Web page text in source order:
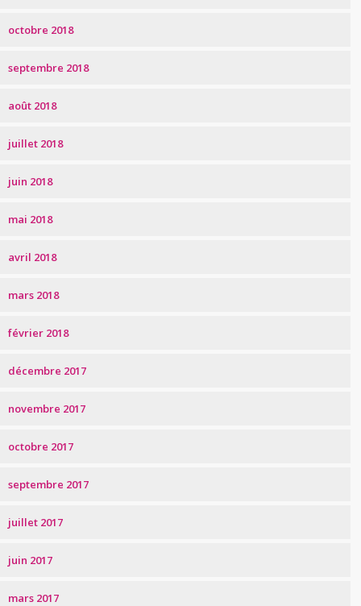
octobre 2018
septembre 2018
août 2018
juillet 2018
juin 2018
mai 2018
avril 2018
mars 2018
février 2018
décembre 2017
novembre 2017
octobre 2017
septembre 2017
juillet 2017
juin 2017
mars 2017